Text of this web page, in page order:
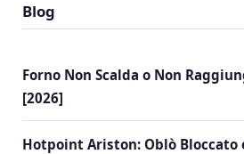
Blog
Forno Non Scalda o Non
[2026]
Hotpoint Ariston: Oblò Bloccato